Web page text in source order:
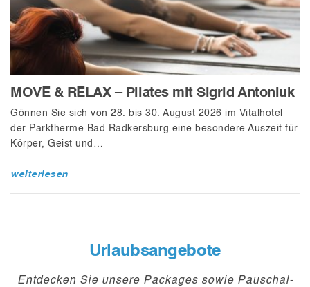
MOVE & RELAX – Pilates mit Sigrid Antoniuk
Gönnen Sie sich von 28. bis 30. August 2026 im Vitalhotel
der Parktherme Bad Radkersburg eine besondere Auszeit für
Körper, Geist und…
weiterlesen
Urlaubsangebote
Entdecken Sie unsere Packages sowie Pauschal-